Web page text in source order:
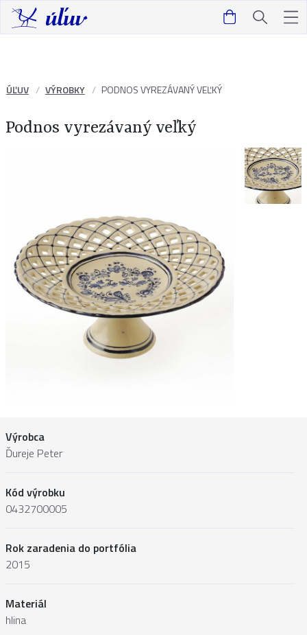
ÚĽUV VÝROBKY PODNOS VYREZÁVANÝ VEĽKÝ
Podnos vyrezávaný veľký
Výrobca
Ďureje Peter
Kód výrobku
0432700005
Rok zaradenia do portfólia
2015
Materiál
hlina